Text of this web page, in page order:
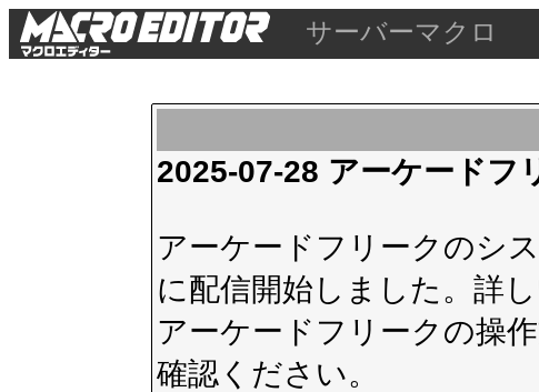
サーバーマクロ
2025-07-28 アーケード
アーケードフリークのシ
に配信開始しました。詳
アーケードフリークの操
確認ください。